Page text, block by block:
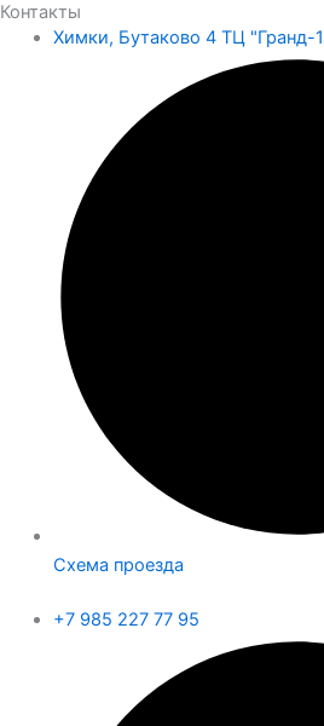
Контакты
Химки, Бутаково 4 ТЦ "Гранд-
Схема проезда
+7 985 227 77 95